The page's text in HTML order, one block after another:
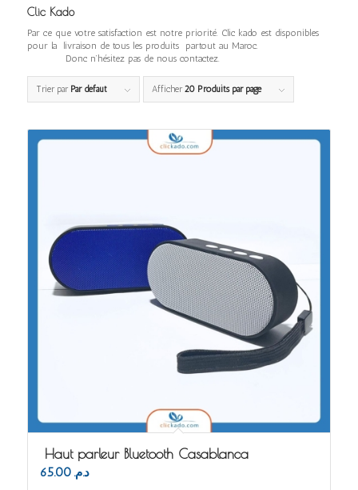
Clic Kado
Par ce que votre satisfaction est notre priorité. Clic kado est disponibles
pour la livraison de tous les produits partout au Maroc.
Donc n’hésitez pas de nous contactez.
Trier par Par défaut Afficher 20 Produits par page
Haut parleur Bluetooth Casablanca
د.م. 65.00